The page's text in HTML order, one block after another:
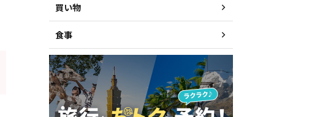
買い物
食事